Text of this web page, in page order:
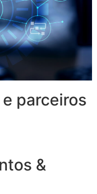
parceiros
&